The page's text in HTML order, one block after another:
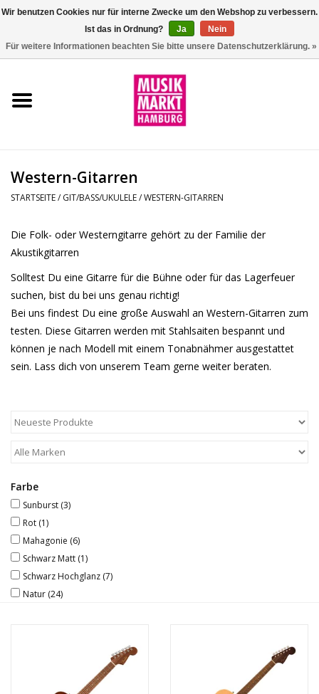
Aktion
Percussion
DJ
Recording
PA-Anlage
Signalprozessoren & Effekte
Star-Club Merch
Sound Equipment
Western-Gitarren
STARTSEITE/ GIT/BASS/UKULELE/WESTERN-GITARREN
Die Folk- oder Westerngitarre gehört zu der Familie der
Akustikgitarren
Solltest Du eine Gitarre für die Bühne oder für das Lagerfeuer
suchen, bist du bei uns genau richtig!
Bei uns findest Du eine große Auswahl an Western-Gitarren zum
testen. Diese Gitarren werden mit Stahlsaiten bespannt und
können je nach Modell mit einem Tonabnähmer ausgestattet
sein. Lass dich von unserem Team gerne weiter beraten.
Farbe
Sunburst (3)
Rot (1)
Mahagonie (6)
Schwarz Matt (1)
Schwarz Hochglanz (7)
Natur (24)
Wir benutzen Cookies nur für interne Zwecke um den Webshop zu verbessern.
Ist das in Ordnung?
Ja
Nein
Für weitere Informationen beachten Sie bitte unsere Datenschutzerklärung. »